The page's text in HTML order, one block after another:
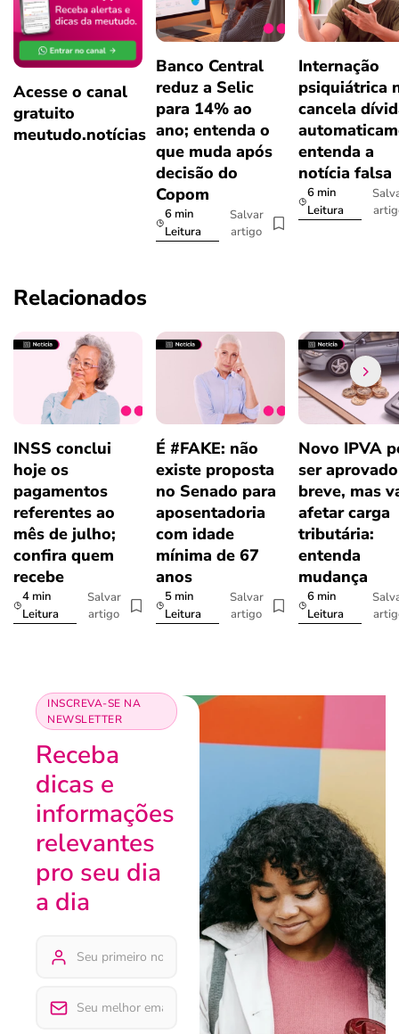
Acesse o canal
gratuito
meutudo.notícias
Banco Central
reduz a Selic
para 14% ao
ano; entenda o
que muda após
decisão do
Copom
6 min
Leitura
Salvar
artigo
Internação
psiquiátrica
cancela
entenda a
notícia falsa
6 min
Leitura
Relacionados
INSS conclui
hoje os
pagamentos
referentes ao
mês de julho;
confira quem
recebe
4 min
Leitura
Salvar
artigo
É #FAKE: não
existe proposta
no Senado para
aposentadoria
com idade
mínima de 67
anos
5 min
Leitura
Salvar
artigo
Novo IPVA
ser
breve, mas
afetar carga
tributária:
entenda
mudança
6 min
Leitura
INSCREVA-SE NA
NEWSLETTER
Receba
dicas e
informações
relevantes
pro seu dia
a dia